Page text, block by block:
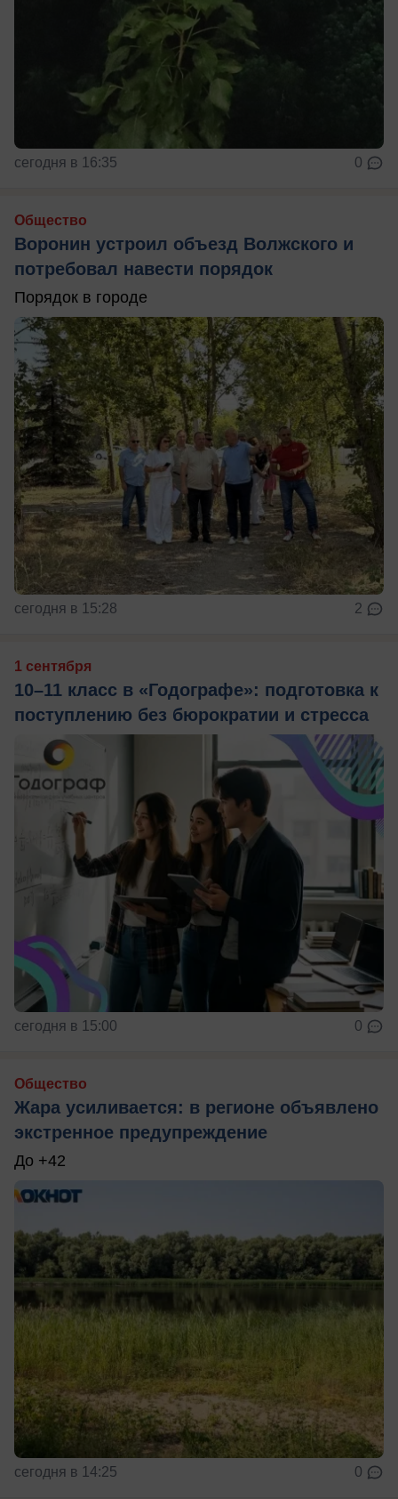
сегодня в 16:35 0
Общество
Воронин устроил объезд Волжского и
потребовал навести порядок
Порядок в городе
сегодня в 15:28 2
1 сентября
10–11 класс в «Годографе»: подготовка к
поступлению без бюрократии и стресса
сегодня в 15:00 0
Общество
Жара усиливается: в регионе объявлено
экстренное предупреждение
До +42
сегодня в 14:25 0